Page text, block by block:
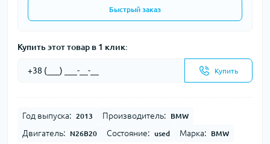
Быстрый заказ
Купить этот товар в 1 клик:
Купить
Год выпуска: 2013 Производитель: BMW
Двигатель: N26B20 Состояние: used Марка: BMW